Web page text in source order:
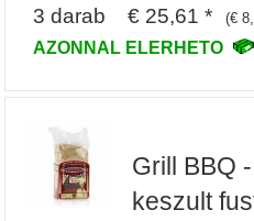
3 darab € 25,61 * (€
AZONNAL ELERHETO
Grill BBQ
keszult